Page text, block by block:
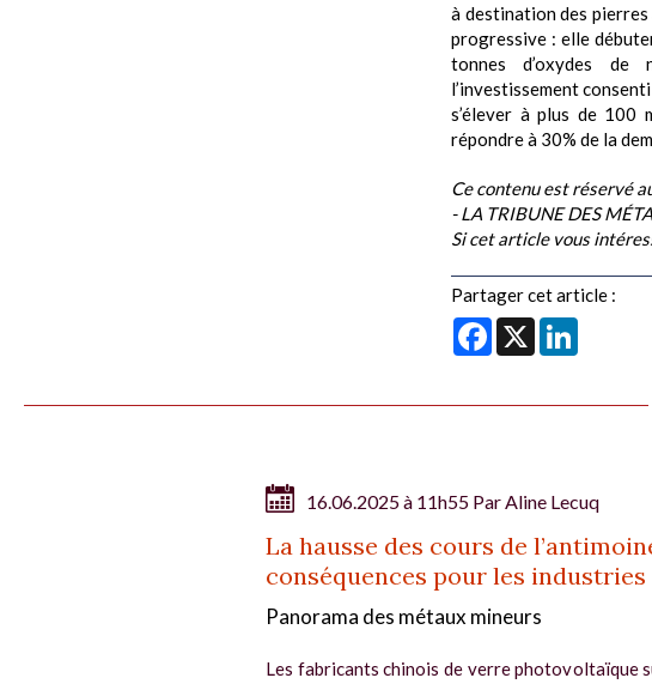
à destination des pierres
progressive : elle
tonnes d’oxydes de
l’investissement
s’élever à plus de 100
répondre à 30% de la
Ce contenu est réservé
- LA TRIBUNE DES
Si cet article vous
Partager cet article :
Facebook
X
16.06.2025 à 11h55 Par Aline Lecuq
La hausse des cours de
conséquences pour les industries
Panorama des métaux mineurs
Les fabricants chinois de verre photovoltaïque